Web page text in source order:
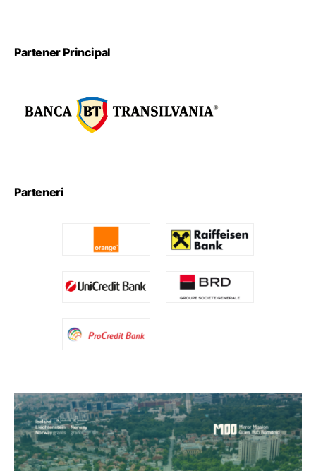
Partener Principal
Parteneri